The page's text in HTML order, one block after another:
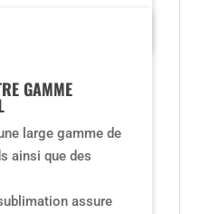
GAMME
large gamme de
ainsi que des
assure